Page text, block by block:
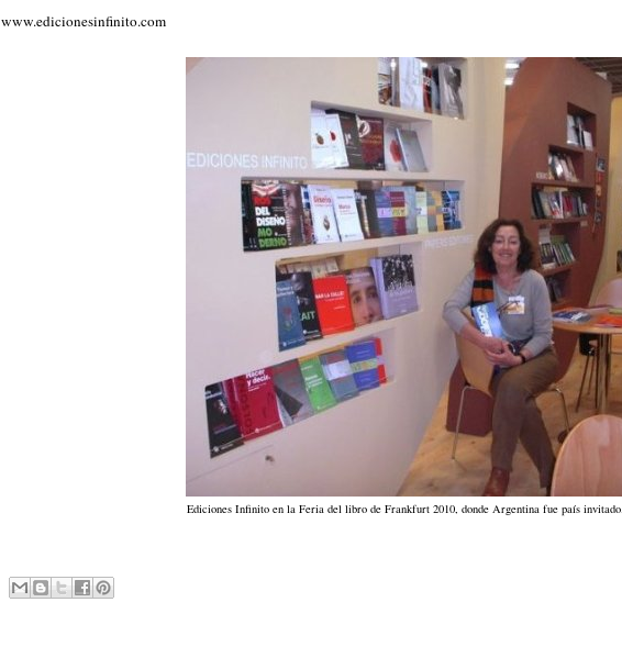
www.edicionesinfinito.com
Ediciones Infinito en la Feria del libro de Frankfurt 2010, donde Argentina fue país invitado.